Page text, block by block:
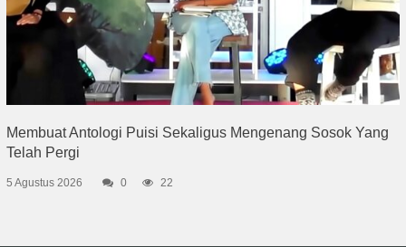
Membuat Antologi Puisi Sekaligus Mengenang Sosok Yang
Telah Pergi
5 Agustus 2026 0 22